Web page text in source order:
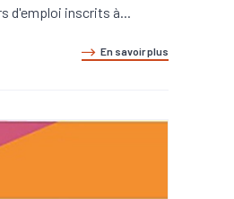
d'emploi inscrits à...
En savoir plus